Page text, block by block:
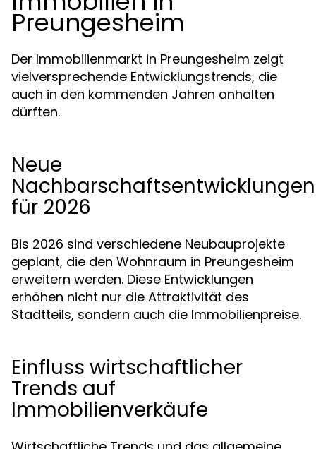
Preungesheim
Der Immobilienmarkt in Preungesheim zeigt
vielversprechende Entwicklungstrends, die
auch in den kommenden Jahren anhalten
dürften.
Neue
Nachbarschaftsentwicklungen
für 2026
Bis 2026 sind verschiedene Neubauprojekte
geplant, die den Wohnraum in Preungesheim
erweitern werden. Diese Entwicklungen
erhöhen nicht nur die Attraktivität des
Stadtteils, sondern auch die Immobilienpreise.
Einfluss wirtschaftlicher
Trends auf
Immobilienverkäufe